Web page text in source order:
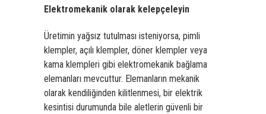
Elektromekanik olarak kelepçeleyin
Üretimin yağsız tutulması isteniyorsa, pimli
klempler, açılı klempler, döner klempler veya
kama klempleri gibi elektromekanik bağlama
elemanları mevcuttur. Elemanların mekanik
olarak kendiliğinden kilitlenmesi, bir elektrik
kesintisi durumunda bile aletlerin güvenli bir